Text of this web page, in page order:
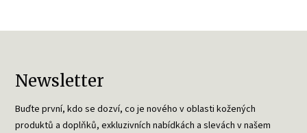
Newsletter
Buďte první, kdo se dozví, co je nového v oblasti kožených
produktů a doplňků, exkluzivních nabídkách a slevách v našem